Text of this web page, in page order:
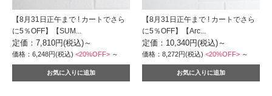
【8月31日正午まで ! カートでさら
に5％OFF】【SUM...
定価：7,810円(税込)～
価格：6,248円(税込) <20%OFF> ～
【8月31日正午まで ! カートでさら
に5％OFF】【Arc...
定価：10,340円(税込)～
価格：8,272円(税込)<20%OFF> ～